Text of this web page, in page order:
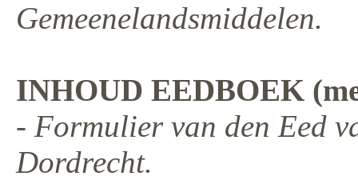
Gemeenelandsmiddelen.
INHOUD EEDBOEK
- Formulier van den Eed
Dordrecht.